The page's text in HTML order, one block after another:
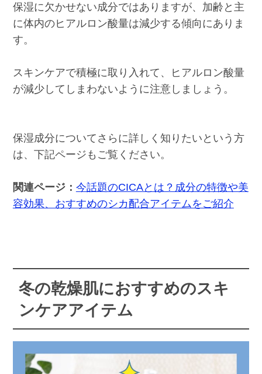
保湿に欠かせない成分ではありますが、加齢と主
に体内のヒアルロン酸量は減少する傾向にありま
す。
スキンケアで積極に取り入れて、ヒアルロン酸量
が減少してしまわないように注意しましょう。
保湿成分についてさらに詳しく知りたいという方
は、下記ページもご覧ください。
関連ページ： 今話題のCICAとは？成分の特徴や美
容効果、おすすめのシカ配合アイテムをご紹介
冬の乾燥肌におすすめのスキ
ンケアアイテム